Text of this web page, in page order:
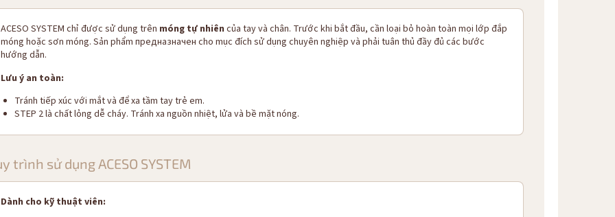
ACESO SYSTEM chỉ được sử dụng trên móng tự nhiên của tay và chân. Trước khi bắt đầu, cần loại bỏ hoàn toàn mọi lớp đắp
móng hoặc sơn móng. Sản phẩm предназначен cho mục đích sử dụng chuyên nghiệp và phải tuân thủ đầy đủ các bước
hướng dẫn.
Lưu ý an toàn:
Tránh tiếp xúc với mắt và để xa tầm tay trẻ em.
STEP 2 là chất lỏng dễ cháy. Tránh xa nguồn nhiệt, lửa và bề mặt nóng.
trình sử dụng ACESO SYSTEM
Dành cho kỹ thuật viên: